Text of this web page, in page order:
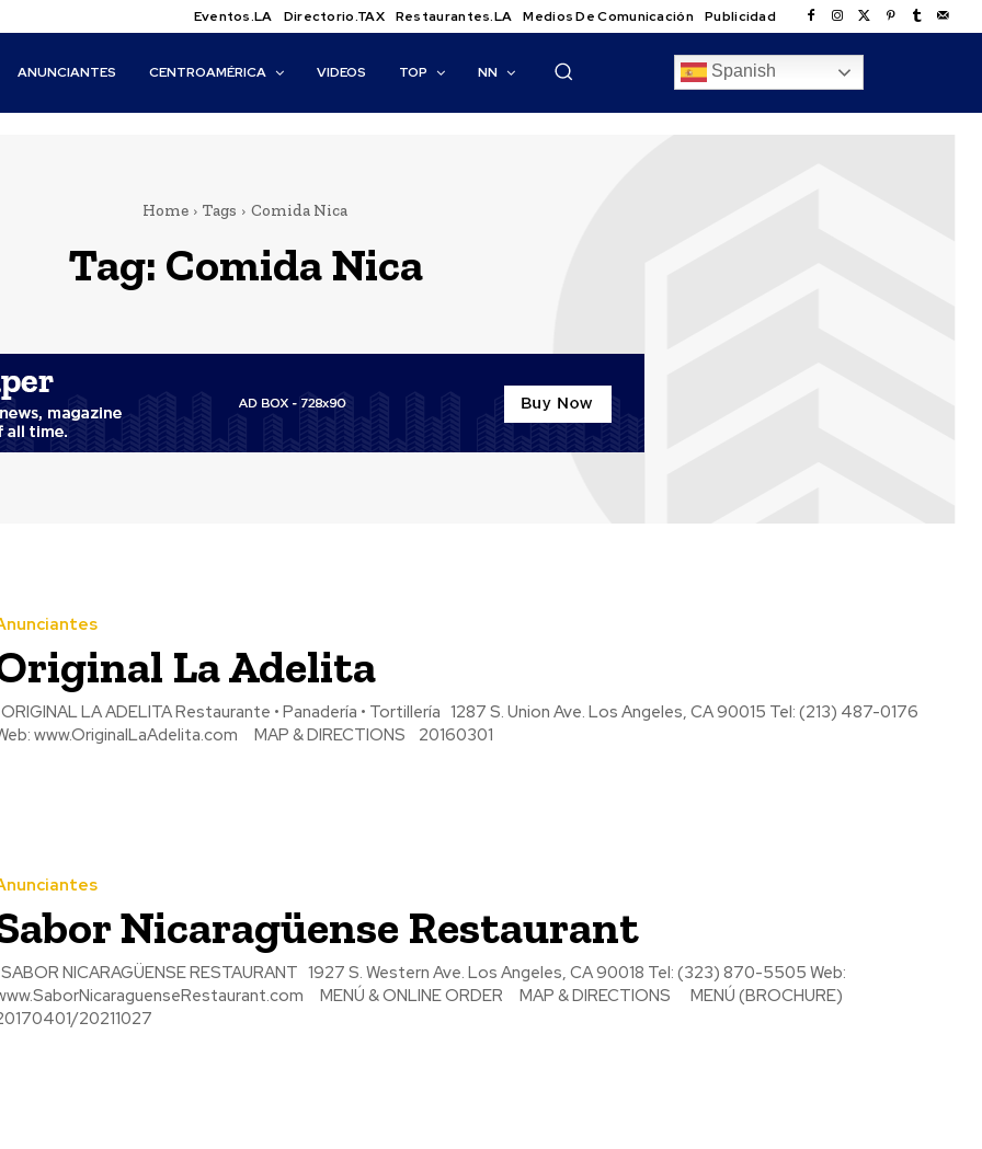
Eventos.LA Directorio.TAX Restaurantes.LA Medios De Comunicación Publicidad
ANUNCIANTES CENTROAMÉRICA VIDEOS TOP NN
Home Tags Comida Nica
Tag: Comida Nica
La Adelita
LA ADELITA Restaurante • Panadería • Tortillería 1287 S. Union Ave. Los Angeles, CA 90015 Tel: (213) 487-0176
Web: www.OriginalLaAdelita.com MAP & DIRECTIONS 20160301
Nicaragüense Restaurant
NICARAGÜENSE RESTAURANT 1927 S. Western Ave. Los Angeles, CA 90018 Tel: (323) 870-5505 Web:
MENÚ & ONLINE ORDER MAP & DIRECTIONS MENÚ (BROCHURE)
20211027
Spanish